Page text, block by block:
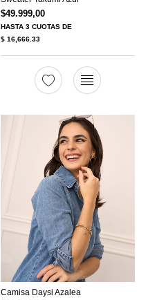
$49.999,00
HASTA3 CUOTAS DE
$ 16,666.33
Camisa Daysi Azalea